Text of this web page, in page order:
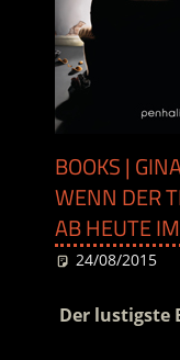
BOOKS |
WENN DER
AB HEUTE
24/08/2015
Der lustigste